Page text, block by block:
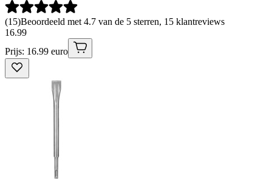
(15)Beoordeeld met 4.7 van de 5 sterren, 15 klantreviews
16.99
Prijs: 16.99 euro